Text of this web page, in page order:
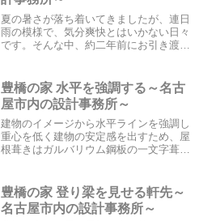
夏の暑さが落ち着いてきましたが、連日
雨の模様で、気分爽快とはいかない日々
です。そんな中、約二年前にお引き渡し
になった子どもさんとも初顔合わせも
し、ご家族皆さんの元気な笑...
豊橋の家 水平を強調する～名古
屋市内の設計事務所～
建物のイメージから水平ラインを強調し
重心を低く建物の安定感を出すため、屋
根葺きはガルバリウム鋼板の一文字葺き
工事と同様、工事の作業環境に隣地周辺
によっぽど高い建物が無い...
豊橋の家 登り梁を見せる軒先～
名古屋市内の設計事務所～